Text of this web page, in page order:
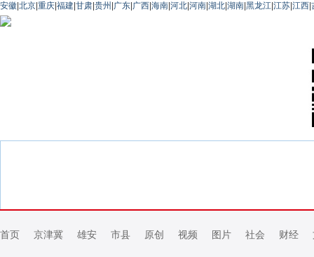
安徽 北京 重庆 福建 甘肃 贵州 广东 广西 海南 河北 河南 湖北 湖南 黑龙江 江苏 江西
首页 京津冀 雄安 市县 原创 视频 图片 社会 财经